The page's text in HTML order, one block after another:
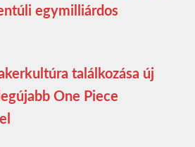
egymilliárdos
találkozása új
One Piece